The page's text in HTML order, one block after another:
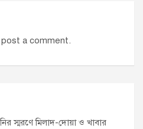
a comment.
স্মরণে মিলাদ-দোয়া ও খাবার